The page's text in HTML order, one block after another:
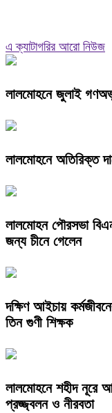
এ ক্যাটাগরির আরো নিউজ
লালমোহনে জুলাই
লালমোহনে অতিরিক্ত
লালমোহন পৌরসভা
জন্য চীনে গেলেন
দক্ষিণ আইচায়
তিন গুণী শিক্ষক
লালমোহনে শহীদ নূরে
প্রজ্জ্বলন ও নীরবতা